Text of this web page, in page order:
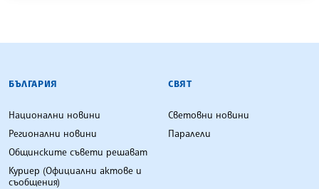
БЪЛГАРСКА ТЕЛЕГРАФНА АГЕНЦИЯ
БЪЛГАРИЯ
Национални новини
Регионални новини
Общинските съвети решават
Куриер (Официални актове и
съобщения)
СВЯТ
Световни новини
Паралели